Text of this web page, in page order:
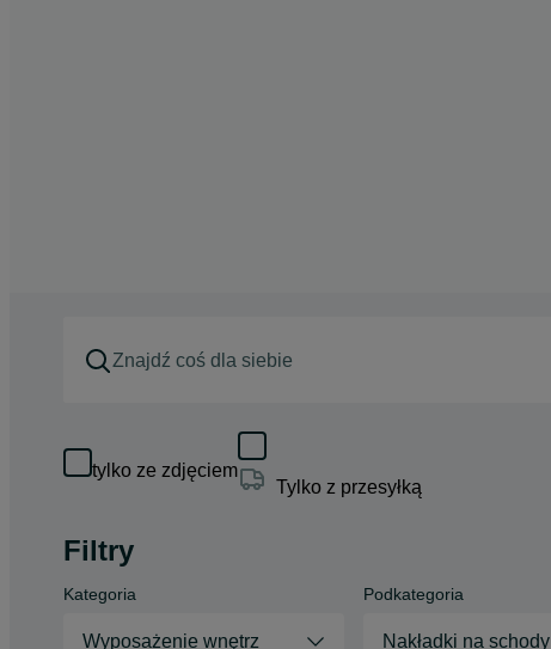
tylko ze zdjęciem
Tylko z przesyłką
Filtry
Kategoria
Wyposażenie wnętrz
Podkategoria
Nakładki na schody